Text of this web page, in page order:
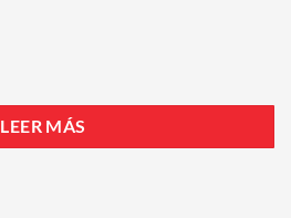
LEER MÁS